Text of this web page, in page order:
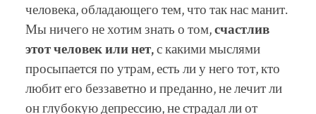
человека, обладающего тем, что так нас манит.
Мы ничего не хотим знать о том,счастлив
этот человек или нет,с какими мыслями
просыпается по утрам, есть ли у него тот, кто
любит его беззаветно и преданно, не лечит ли
он глубокую депрессию, не страдал ли от